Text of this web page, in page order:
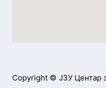
Copyright © ЈЗУ Центар